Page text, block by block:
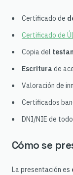
Certificado de
Certificado de
Copia del
Escritura de
Valoración de
Certificados
DNI/NIE de
Cómo se
La presentación es